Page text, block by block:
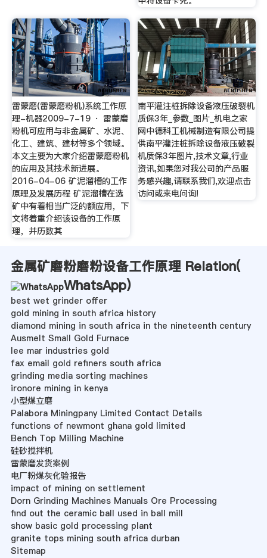
雷蒙磨(雷蒙磨粉机)系统工作原
理-机器2009-7-19 · 雷蒙磨
粉机可应用与非金属矿、水泥、
化工、建筑、建材等多个领域。
本文主要为大家介绍雷蒙磨粉机
的应用及其技术新进展。
2016-04-06 矿泥溜槽的工作
原理及发展历程 矿泥溜槽在选
矿中有着相当广泛的额应用，下
文将着重介绍该设备的工作原
理，并历数其
南平灌注桩拆除设备液压破裂机
质保3年_参数_图片_机电之家
网中德科工机械制造有限公司提
供南平灌注桩拆除设备液压破裂
机质保3年图片,技术文章,行业
资讯,如果您对我公司的产品服
务感兴趣,请联系我们,欢迎点击
访问或来电问询!
金属矿磨粉磨粉设备工作原理 Relation(
WhatsApp)
best wet grinder offer
gold mining in south africa history
diamond mining in south africa in the nineteenth century
Ausmelt Small Gold Furnace
lee mar industries gold
fax email gold refiners south africa
grinding media sorting machines
ironore mining in kenya
小型煤立磨
Palabora Miningpany Limited Contact Details
functions of newmont ghana gold limited
Bench Top Milling Machine
硅砂搅拌机
雷蒙磨发货案例
电厂粉煤灰化验报告
impact of mining on settlement
Dorn Grinding Machines Manuals Ore Processing
find out the ceramic ball used in ball mill
show basic gold processing plant
granite tops mining south africa durban
Sitemap